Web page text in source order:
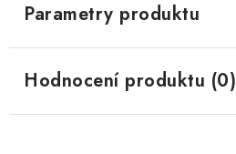
Parametry produktu
Hodnocení produktu (0)